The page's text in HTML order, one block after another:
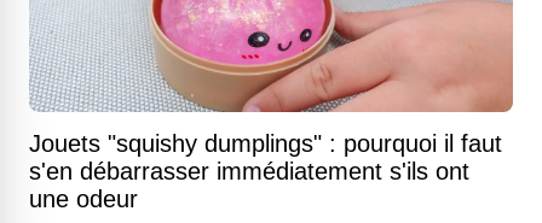
Jouets "squishy dumplings" : pourquoi il faut
s'en débarrasser immédiatement s'ils ont
une odeur